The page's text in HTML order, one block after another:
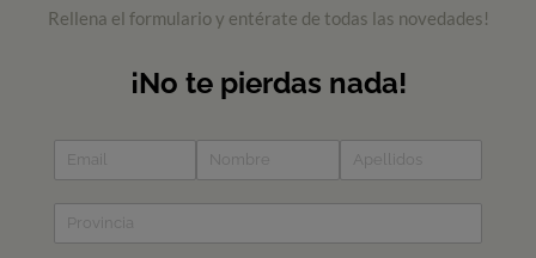
Rellena el formulario y entérate de todas las novedades!